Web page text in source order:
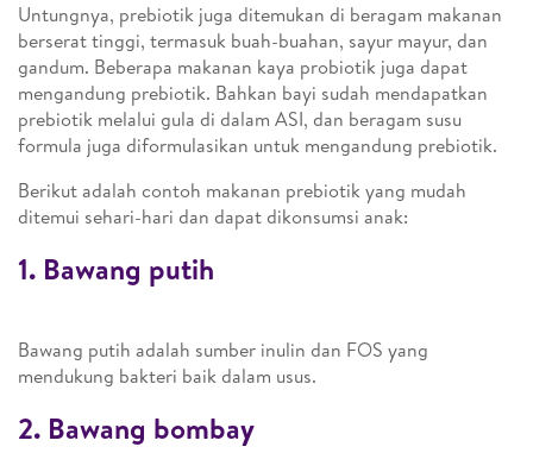
Untungnya, prebiotik juga ditemukan di beragam makanan
berserat tinggi, termasuk buah-buahan, sayur mayur, dan
gandum. Beberapa makanan kaya probiotik juga dapat
mengandung prebiotik. Bahkan bayi sudah mendapatkan
prebiotik melalui gula di dalam ASI, dan beragam susu
formula juga diformulasikan untuk mengandung prebiotik.
Berikut adalah contoh makanan prebiotik yang mudah
ditemui sehari-hari dan dapat dikonsumsi anak:
1. Bawang putih
Bawang putih adalah sumber inulin dan FOS yang
mendukung bakteri baik dalam usus.
2. Bawang bombay